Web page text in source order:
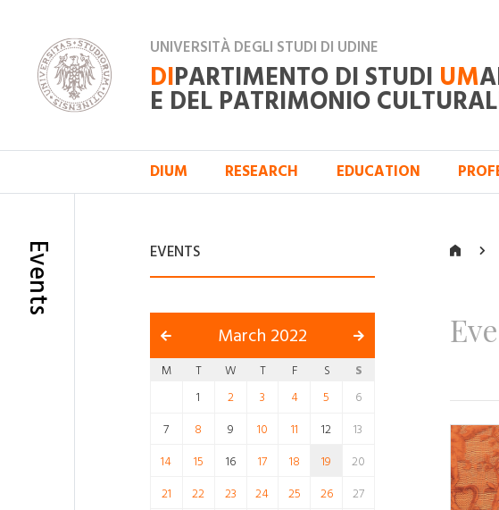
UNIVERSITÀ DEGLI STUDI DI UDINE
DIPARTIMENTO DI STUDI UM
E DEL PATRIMONIO
DIUM RESEARCH EDUCATION
Events EVENTS
March 2022
M T W T F S
S
1
2 3 4 5
6
7
8 9 10 11 12
13
14
15 16 17 18 19
20
21
22 23 24 25 26
27